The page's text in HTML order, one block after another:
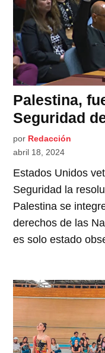
Palestina,
Seguridad
por Redacción
abril 18, 2024
Estados Unidos
Seguridad la
Palestina se
derechos de las
es solo estado